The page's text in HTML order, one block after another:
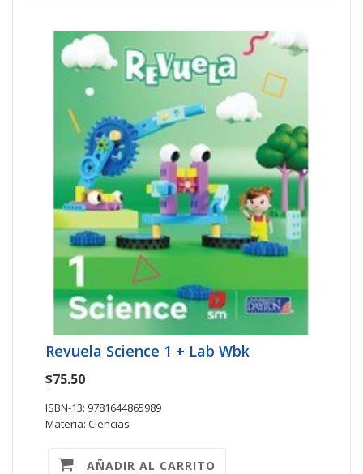
Revuela Science 1 + Lab Wbk
$75.50
ISBN-13: 9781644865989
Materia: Ciencias
AÑADIR AL CARRITO